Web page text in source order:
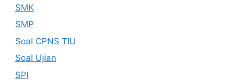
SMK
SMP
Soal CPNS TIU
Soal Ujian
SPI